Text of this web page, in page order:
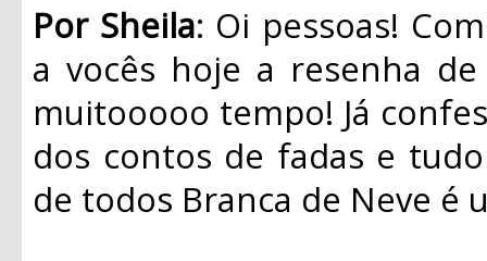
Por Sheila: Oi pessoas!
a vocês hoje a resenha
muitooooo tempo! Já
dos contos de fadas e
de todos Branca de Neve é